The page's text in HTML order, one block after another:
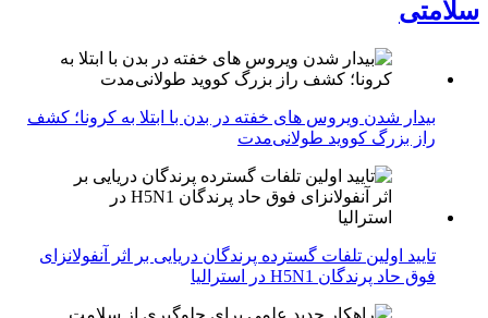
سلامتی
بیدار شدن ویروس‌ های خفته در بدن با ابتلا به کرونا؛ کشف
راز بزرگ کووید طولانی‌مدت
تایید اولین تلفات گسترده پرندگان دریایی بر اثر آنفولانزای
فوق حاد پرندگان H5N1 در استرالیا